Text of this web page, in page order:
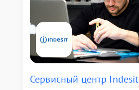
Сервисный центр Indesit